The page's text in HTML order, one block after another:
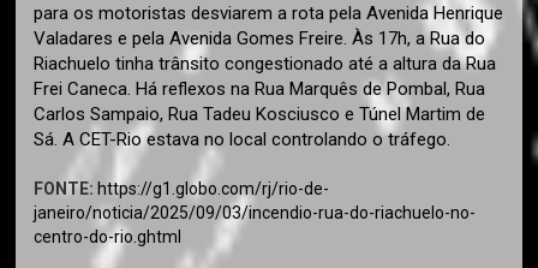
para os motoristas desviarem a rota pela Avenida Henrique
Valadares e pela Avenida Gomes Freire. Às 17h, a Rua do
Riachuelo tinha trânsito congestionado até a altura da Rua
Frei Caneca. Há reflexos na Rua Marquês de Pombal, Rua
Carlos Sampaio, Rua Tadeu Kosciusco e Túnel Martim de
Sá. A CET-Rio estava no local controlando o tráfego.
FONTE: https://g1.globo.com/rj/rio-de-
janeiro/noticia/2025/09/03/incendio-rua-do-riachuelo-no-
centro-do-rio.ghtml